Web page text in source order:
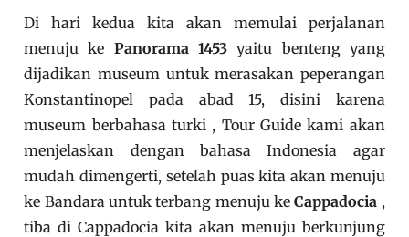
Di hari kedua kita akan memulai perjalanan
menuju ke Panorama 1453yaitu benteng yang
dijadikan museum untuk merasakan peperangan
Konstantinopel pada abad 15, disini karena
museum berbahasa turki , Tour Guide kami akan
menjelaskan dengan bahasa Indonesia agar
mudah dimengerti, setelah puas kita akan menuju
ke Bandara untuk terbang menuju keCappadocia ,
tiba di Cappadocia kita akan menuju berkunjung